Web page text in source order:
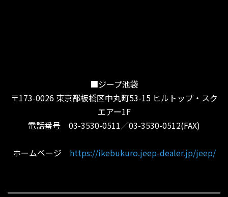
■ジープ池袋
〒173-0026 東京都板橋区中丸町53-15 ヒルトップ・スク
エアー1F
電話番号 03-3530-0511／03-3530-0512(FAX)
ホームページ https://ikebukuro.jeep-dealer.jp/jeep/